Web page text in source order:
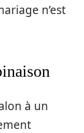
n’est
à un